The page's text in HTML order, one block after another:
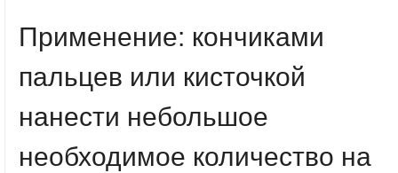
Применение: кончиками
пальцев или кисточкой
нанести небольшое
необходимое количество на